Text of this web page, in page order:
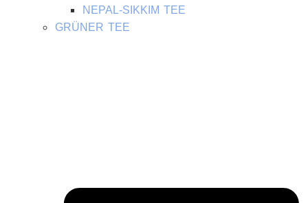
NEPAL-SIKKIM TEE
GRÜNER TEE